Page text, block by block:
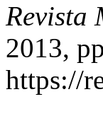
Revista
2013,
https://